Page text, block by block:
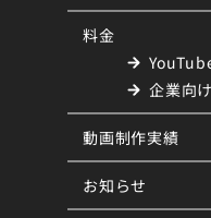
料金
企業向
動画制作実績
お知らせ